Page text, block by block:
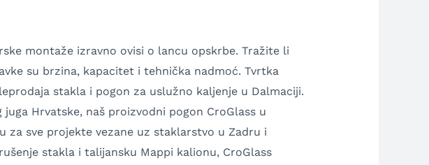
montaže izravno ovisi o lancu opskrbe. Tražite li
su brzina, kapacitet i tehnička nadmoć. Tvrtka
stakla i pogon za uslužno kaljenje u Dalmaciji.
Hrvatske, naš proizvodni pogon CroGlass u
sve projekte vezane uz staklarstvo u Zadru i
stakla i talijansku Mappi kalionu, CroGlass